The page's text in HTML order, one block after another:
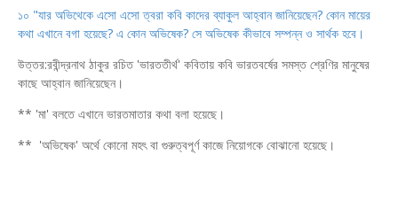
১০ "যার অভিথেকে এসো এসো ত্বরা কবি কাদের ব্যাকুল আহ্বান জানিয়েছেন? কোন মায়ের
কথা এখানেবগা হয়েছে? এ কোন অভিষেক? সে অভিষেক কীভাবে সম্পন্ন ও সার্থক হবে।
উত্তর:রবীন্দ্রনাথ ঠাকুর রচিত 'ভারততীর্থ' কবিতায় কবি ভারতবর্ষের সমস্ত শ্রেণির মানুষের
কাছে আহ্বান জানিয়েছেন।
** 'মা' বলতে এখানে ভারতমাতার কথা বলা হয়েছে।
** 'অভিষেক' অর্থে কোনো মহৎ বা গুরুত্বপূর্ণ কাজে নিয়োগকে বোঝানো হয়েছে।